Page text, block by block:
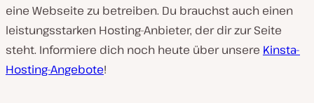
eine Webseite zu betreiben. Du brauchst auch einen
leistungsstarken Hosting-Anbieter, der dir zur Seite
steht. Informiere dich noch heute über unsere Kinsta-
Hosting-Angebote!